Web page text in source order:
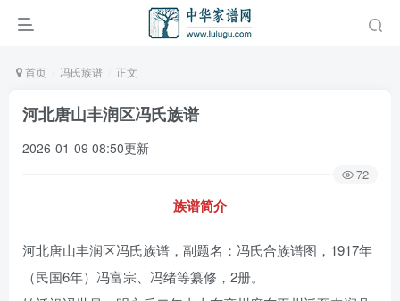
首页 冯氏族谱 正文
河北唐山丰润区冯氏族谱
2026-01-09 08:50更新
72
族谱简介
河北唐山丰润区冯氏族谱，副题名：冯氏合族谱图，1917年
（民国6年）冯富宗、冯绪等纂修，2册。